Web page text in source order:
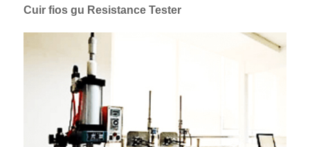
Cuir fios gu Resistance Tester